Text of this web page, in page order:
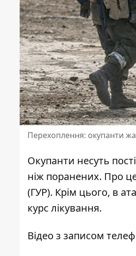
Перехоплення: окупанти
Окупанти несуть
ніж поранених. Про
(ГУР). Крім цього, в
курс лікування.
Відео з записом